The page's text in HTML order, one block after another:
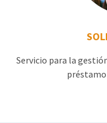
Servicio para la